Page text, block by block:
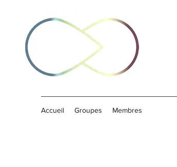
Accueil Groupes Membres